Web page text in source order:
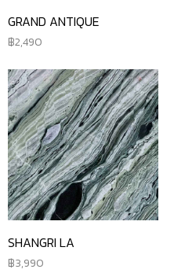
GRAND ANTIQUE
2,490
SHANGRI LA
3,990